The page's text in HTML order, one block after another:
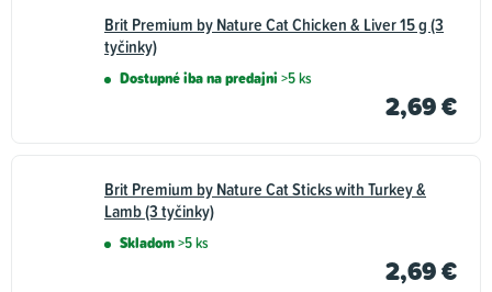
Brit Premium by Nature Cat Chicken & Liver 15 g (3
tyčinky)
Dostupné iba na predajni >5 ks
2,69 €
Brit Premium by Nature Cat Sticks with Turkey &
Lamb (3 tyčinky)
Skladom>5 ks
2,69 €